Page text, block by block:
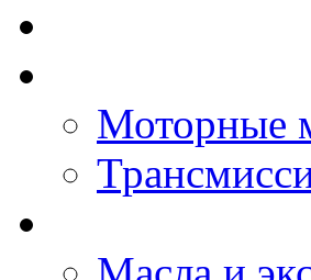
Моторные